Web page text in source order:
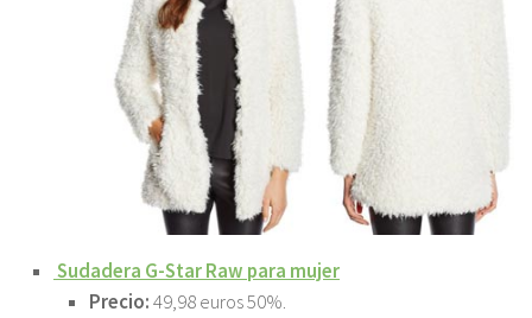
Sudadera G-Star Raw para mujer
Precio:49,98 euros 50%.